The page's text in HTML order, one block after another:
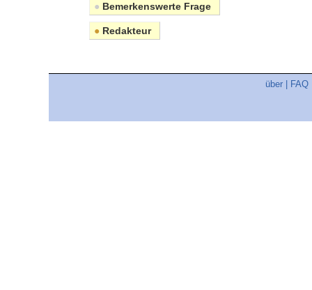
● Bemerkenswerte Frage
● Redakteur
über FAQ